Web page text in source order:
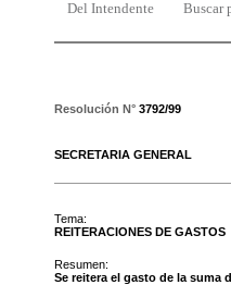
Del Intendente Buscar
Resolución N° 3792/99
SECRETARIA GENERAL
Tema:
REITERACIONES DE GASTOS
Resumen:
Se reitera el gasto de la suma